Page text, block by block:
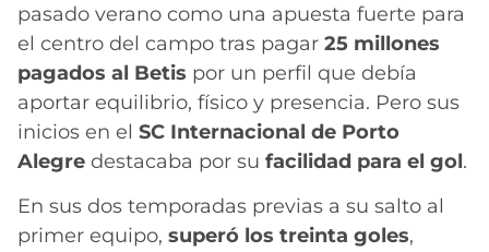
pasado verano como una apuesta fuerte para
el centro del campo tras pagar 25 millones
pagados al Betis por un perfil que debía
aportar equilibrio, físico y presencia. Pero sus
inicios en el SC Internacional de Porto
Alegre destacaba por su facilidad para el gol.
En sus dos temporadas previas a su salto al
primer equipo, superó los treinta goles,